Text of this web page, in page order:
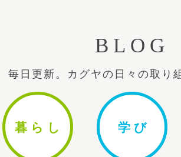
BLOG
毎日更新。カグヤの日々の取り
暮ら し 学 び